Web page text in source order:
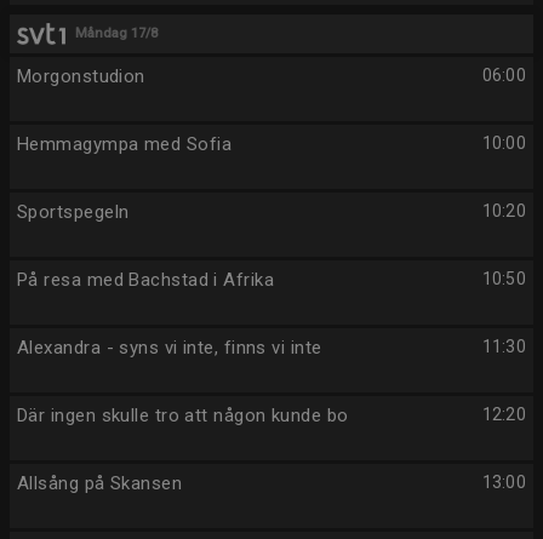
Måndag 17/8
06:00
Morgonstudion
10:00
Hemmagympa med Sofia
10:20
Sportspegeln
10:50
På resa med Bachstad i Afrika
11:30
Alexandra - syns vi inte, finns vi inte
12:20
Där ingen skulle tro att någon kunde bo
13:00
Allsång på Skansen